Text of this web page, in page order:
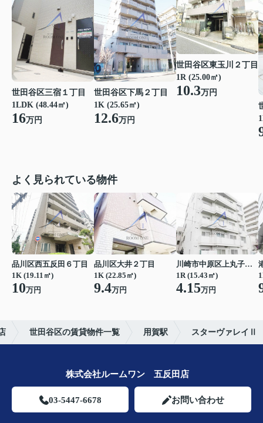
世田谷区三宿１丁目
1LDK (48.44㎡)
16万円
世田谷区下馬２丁目
1K (25.65㎡)
12.6万円
世田谷区東玉川２丁目
1R (25.00㎡)
10.3万円
よく見られている物件
品川区西五反田６丁目
1K (19.11㎡)
10万円
品川区大井２丁目
1K (22.85㎡)
9.4万円
川崎市中原区上丸子八幡町
1R (15.43㎡)
4.15万円
世田谷区の賃貸物件一覧 用賀駅 スターヴァレイⅡ
株式会社ルームワン 五反田店
03-5447-6678 お問い合わせ